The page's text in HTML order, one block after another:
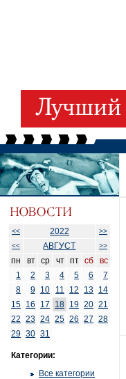
<< 2022
>>
<<
АВГУСТ >>
пн вт ср чт пт сб
вс
1
2 3 4 5 6
7
8
9 10 11 12 13 14
15 16 17 18 19 20 21
22 23 24 25 26 27 28
29 30 31
Категории:
Все категории